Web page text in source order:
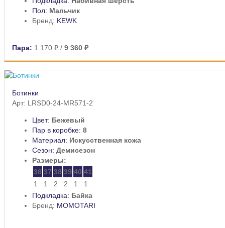
Пол: Мальчик
Бренд: KEWK
Пара: 1 170 ₽ / 9 360 ₽
Ботинки
Арт: LRSD0-24-MR571-2
Цвет: Бежевый
Пар в коробке: 8
Материал: Искусственная кожа
Сезон: Демисезон
Размеры:
36 37 38 39 40 41
1
1 2 2 1
1
Подкладка: Байка
Бренд: MOMOTARI